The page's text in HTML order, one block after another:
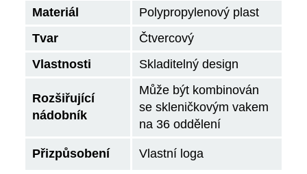
Materiál
Polypropylenový plast
Tvar
Čtvercový
Vlastnosti
Skladitelný design
Rozšiřující
nádobník
Může být kombinován
se skleničkovým vakem
na 36 oddělení
Přizpůsobení Vlastní loga